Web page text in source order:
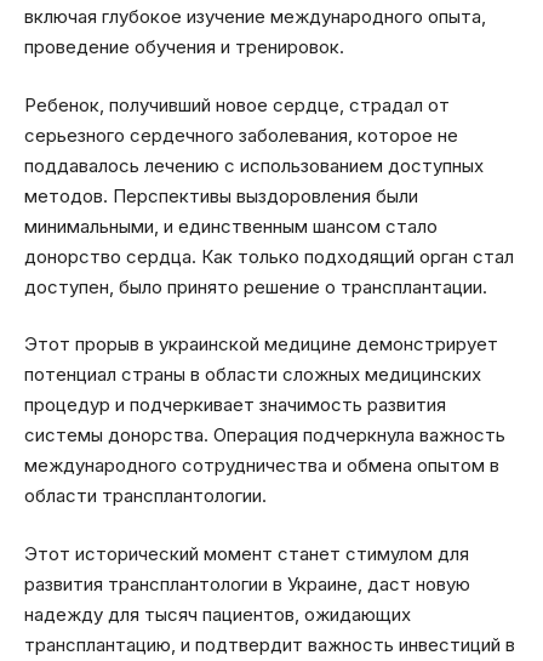
включая глубокое изучение международного опыта,
проведение обучения и тренировок.
Ребенок, получивший новое сердце, страдал от
серьезного сердечного заболевания, которое не
поддавалось лечению с использованием доступных
методов. Перспективы выздоровления были
минимальными, и единственным шансом стало
донорство сердца. Как только подходящий орган стал
доступен, было принято решение о трансплантации.
Этот прорыв в украинской медицине демонстрирует
потенциал страны в области сложных медицинских
процедур и подчеркивает значимость развития
системы донорства. Операция подчеркнула важность
международного сотрудничества и обмена опытом в
области трансплантологии.
Этот исторический момент станет стимулом для
развития трансплантологии в Украине, даст новую
надежду для тысяч пациентов, ожидающих
трансплантацию, и подтвердит важность инвестиций в